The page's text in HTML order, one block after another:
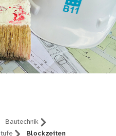
Bautechnik
Blockzeiten